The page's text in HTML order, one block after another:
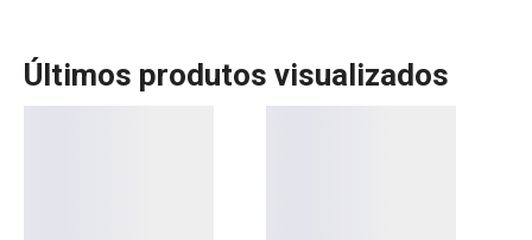
Últimos produtos visualizados